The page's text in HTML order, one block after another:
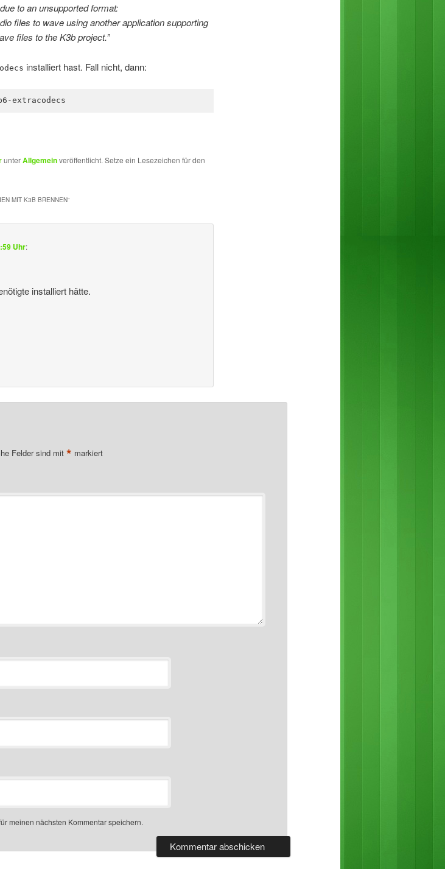
to an unsupported format:
files to wave using another application supporting
files to the K3b project.”
installiert hast. Fall nicht, dann:
extracodecs
unterAllgemeinveröffentlicht. Setze ein Lesezeichen für den
MIT K3B BRENNEN“
Uhr:
installiert hätte.
Felder sind mit* markiert
meinen nächsten Kommentar speichern.